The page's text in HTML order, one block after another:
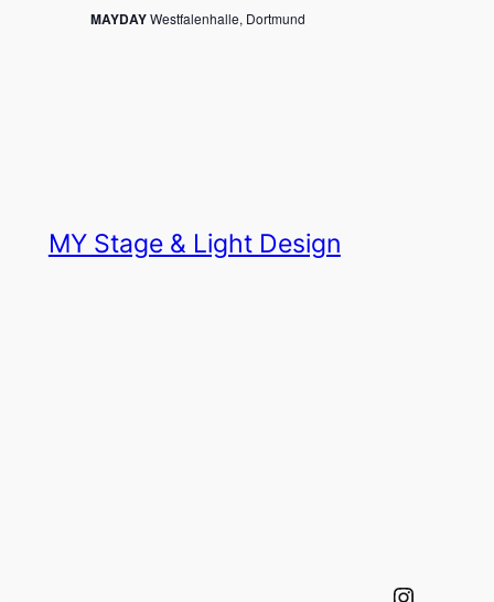
MAYDAYWestfalenhalle, Dortmund
MY Stage & Light Design